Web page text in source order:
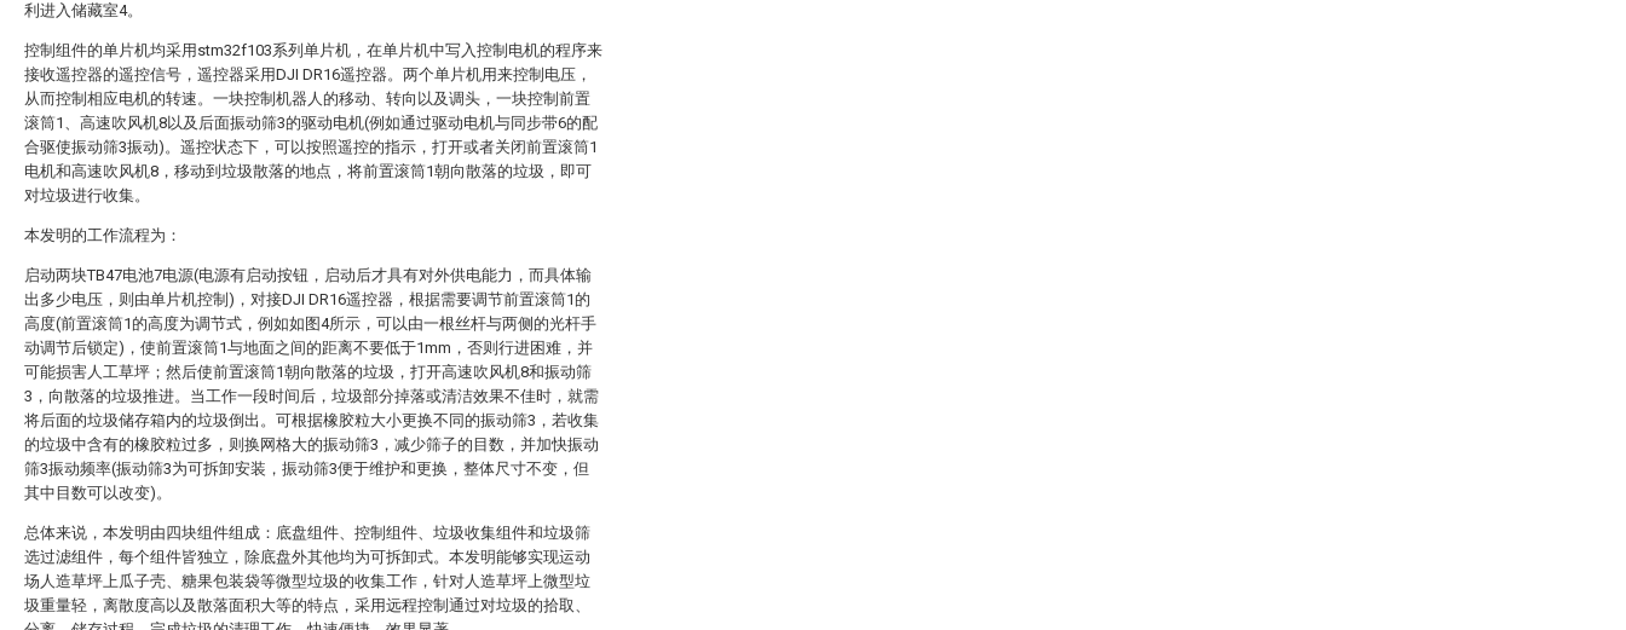
利进入储藏室4。
控制组件的单片机均采用stm32f103系列单片机，在单片机中写入控制电机的程序来
接收遥控器的遥控信号，遥控器采用DJI DR16遥控器。两个单片机用来控制电压，
从而控制相应电机的转速。一块控制机器人的移动、转向以及调头，一块控制前置
滚筒1、高速吹风机8以及后面振动筛3的驱动电机(例如通过驱动电机与同步带6的配
合驱使振动筛3振动)。遥控状态下，可以按照遥控的指示，打开或者关闭前置滚筒1
电机和高速吹风机8，移动到垃圾散落的地点，将前置滚筒1朝向散落的垃圾，即可
对垃圾进行收集。
本发明的工作流程为：
启动两块TB47电池7电源(电源有启动按钮，启动后才具有对外供电能力，而具体输
出多少电压，则由单片机控制)，对接DJI DR16遥控器，根据需要调节前置滚筒1的
高度(前置滚筒1的高度为调节式，例如如图4所示，可以由一根丝杆与两侧的光杆手
动调节后锁定)，使前置滚筒1与地面之间的距离不要低于1mm，否则行进困难，并
可能损害人工草坪；然后使前置滚筒1朝向散落的垃圾，打开高速吹风机8和振动筛
3，向散落的垃圾推进。当工作一段时间后，垃圾部分掉落或清洁效果不佳时，就需
将后面的垃圾储存箱内的垃圾倒出。可根据橡胶粒大小更换不同的振动筛3，若收集
的垃圾中含有的橡胶粒过多，则换网格大的振动筛3，减少筛子的目数，并加快振动
筛3振动频率(振动筛3为可拆卸安装，振动筛3便于维护和更换，整体尺寸不变，但
其中目数可以改变)。
总体来说，本发明由四块组件组成：底盘组件、控制组件、垃圾收集组件和垃圾筛
选过滤组件，每个组件皆独立，除底盘外其他均为可拆卸式。本发明能够实现运动
场人造草坪上瓜子壳、糖果包装袋等微型垃圾的收集工作，针对人造草坪上微型垃
圾重量轻，离散度高以及散落面积大等的特点，采用远程控制通过对垃圾的拾取、